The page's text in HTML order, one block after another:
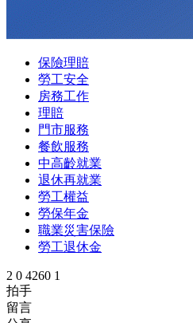
保險理賠
勞工安全
房務工作
理賠
門市服務
餐飲服務
中高齡就業
退休再就業
勞工權益
勞保年金
職業災害保險
勞工退休金
2 0 4260 1
拍手
留言